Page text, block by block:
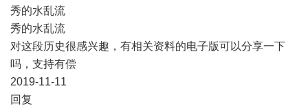
秀的水乱流
秀的水乱流
对这段历史很感兴趣，有相关资料的电子版可以分享一下
吗，支持有偿
2019-11-11
​回复